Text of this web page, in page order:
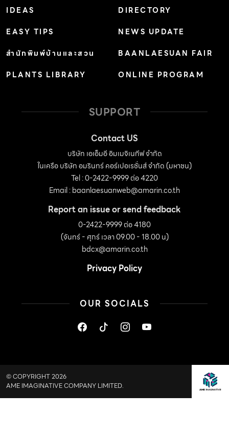
IDEAS
EASY TIPS
สำนักพิมพ์บ้านและสวน
PLANTS LIBRARY
DIRECTORY
NEWS UPDATE
BAANLAESUAN FAIR
ONLINE PROGRAM
SUPPORT
Contact US
บริษัท เอเอ็มอี อิมเมจิเนทีฟ จำกัด
ในเครือ บริษัท อมรินทร์ คอร์เปอเรชั่นส์ จำกัด (มหาชน)
Tel : 0-2422-9999 ต่อ 4220
Email :baanlaesuanweb@amarin.co.th
Report an issue or send feedback
0-2422-9999 ต่อ 4180
(จันทร์ - ศุกร์ เวลา 09.00 - 18.00 น)
bdcx@amarin.co.th
Privacy Policy
OUR SOCIALS
© COPYRIGHT 2026
AME IMAGINATIVE COMPANY LIMITED.